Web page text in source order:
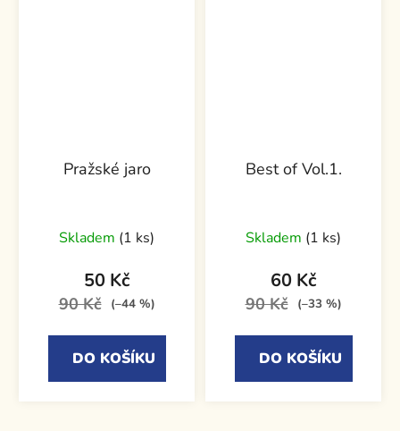
Pražské jaro
Skladem (1 ks)
50 Kč
90 Kč (–44 %)
DO KOŠÍKU
Best of Vol.1.
Skladem (1 ks)
60 Kč
90 Kč (–33 %)
DO KOŠÍKU